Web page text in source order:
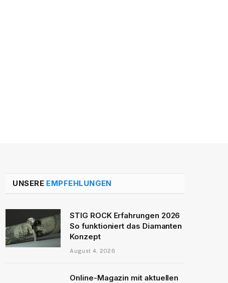
UNSERE EMPFEHLUNGEN
STIG ROCK Erfahrungen 2026
So funktioniert das Diamanten
Konzept
August 4, 2026
Online-Magazin mit aktuellen